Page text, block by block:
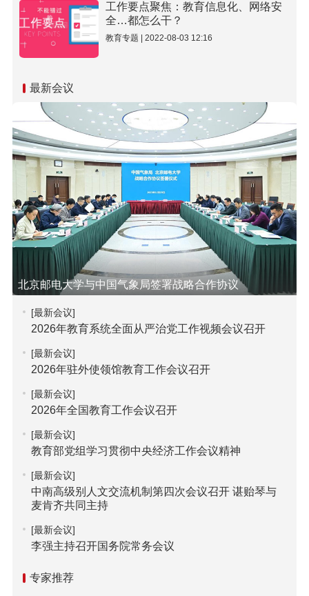
工作要点聚焦：教育信息化、网络安
全…都怎么干？
教育专题 | 2022-08-03 12:16
最新会议
北京邮电大学与中国气象局签署战略合作协议
[最新会议]
2026年教育系统全面从严治党工作视频会议召开
[最新会议]
2026年驻外使领馆教育工作会议召开
[最新会议]
2026年全国教育工作会议召开
[最新会议]
教育部党组学习贯彻中央经济工作会议精神
[最新会议]
中南高级别人文交流机制第四次会议召开 谌贻琴与
麦肯齐共同主持
[最新会议]
李强主持召开国务院常务会议
专家推荐